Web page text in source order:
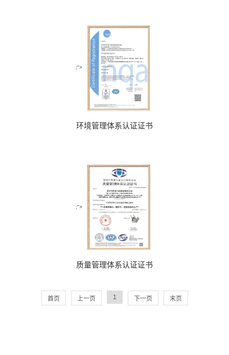
;">
环境管理体系认证证书
;">
质量管理体系认证证书
首页 上一页 1 下一页 末页